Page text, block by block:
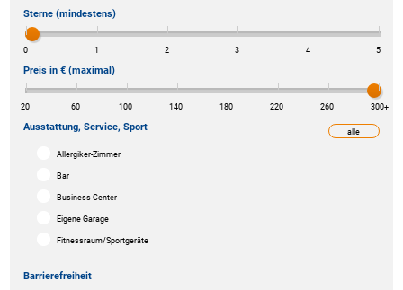
Sterne (mindestens)
0 1 2 3 4 5
Preis in € (maximal)
20 60 100 140 180 220 260 300+
alle
Ausstattung, Service, Sport
Allergiker-Zimmer
Bar
Business Center
Eigene Garage
Fitnessraum/Sportgeräte
Barrierefreiheit